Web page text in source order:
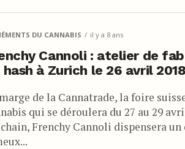
DU CANNABIS il y a 8 ans
Cannoli : atelier de
hash à Zurich le 26 avril 2018
de la Cannatrade, la foire
qui se déroulera du 27 au 29
Frenchy Cannoli dispensera un